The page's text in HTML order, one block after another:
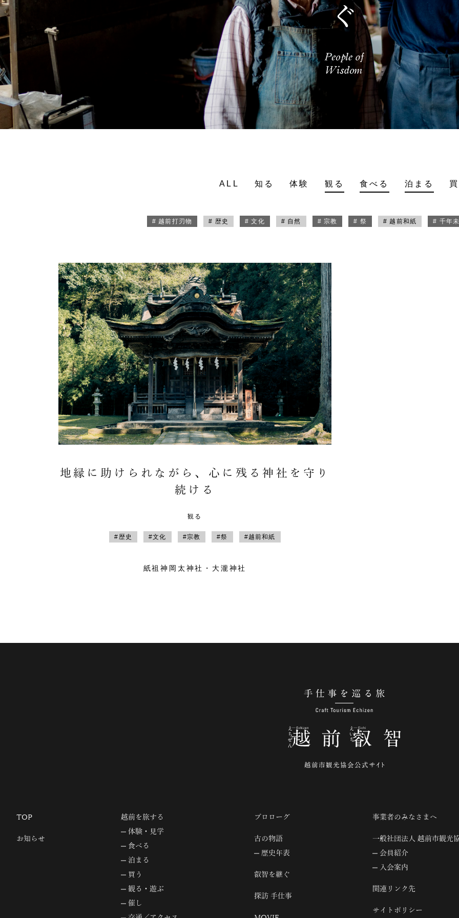
ALL 知る 体験 観る 食べる 泊まる
# 越前打刃物 # 歴史 # 文化 # 自然 # 宗教 # 祭 # 越前和紙 # 千年
地縁に助けられながら、心に残る神社を守り
続ける
観る
#歴史 #文化 #宗教 #祭 #越前和紙
紙祖神岡太神社・大瀧神社
TOP
お知らせ
越前を旅する
体験・見学
食べる
泊まる
買う
観る・遊ぶ
催し
プロローグ
古の物語
歴史年表
叡智を継ぐ
探訪 手仕事
事業者のみなさまへ
一般社団法人 越前市観光
会員紹介
入会案内
関連リンク先
サイトポリシー